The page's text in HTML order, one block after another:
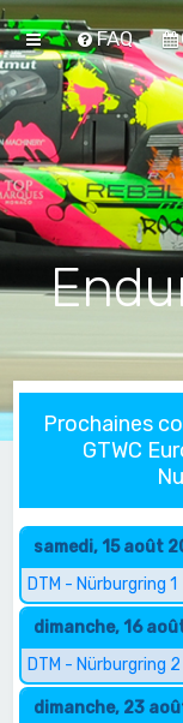
FAQ
Prochaines
GTWC
samedi, 15 août
DTM - Nürburgring 1
dimanche, 16
DTM - Nürburgring 2
dimanche, 23